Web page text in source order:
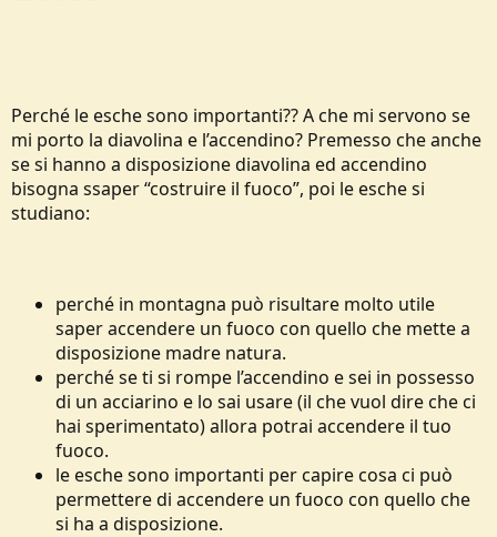
Perché le esche sono importanti?? A che mi servono se
mi porto la diavolina e l’accendino? Premesso che anche
se si hanno a disposizione diavolina ed accendino
bisogna ssaper “costruire il fuoco”, poi le esche si
studiano:
perché in montagna può risultare molto utile
saper accendere un fuoco con quello che mette a
disposizione madre natura.
perché se ti si rompe l’accendino e sei in possesso
di un acciarino e lo sai usare (il che vuol dire che ci
hai sperimentato) allora potrai accendere il tuo
fuoco.
le esche sono importanti per capire cosa ci può
permettere di accendere un fuoco con quello che
si ha a disposizione.